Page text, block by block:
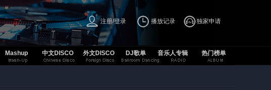
注册/登录 播放记录 独家申请
Mashup 中文DISCO 外文DISCO DJ歌单 音乐人专辑 热门榜单